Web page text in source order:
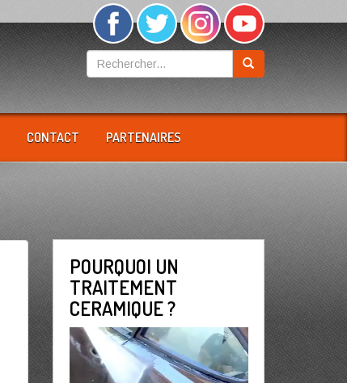
CONTACT PARTENAIRES
POURQUOI UN
TRAITEMENT
CERAMIQUE ?
Lecteur
vidéo